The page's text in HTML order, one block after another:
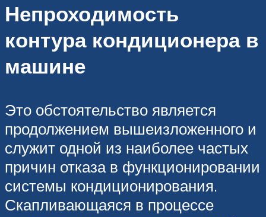
Непроходимость
контура кондиционера в
машине
Это обстоятельство является
продолжением вышеизложенного и
служит одной из наиболее частых
причин отказа в функционировании
системы кондиционирования.
Скапливающаяся в процессе